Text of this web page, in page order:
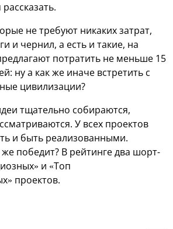
не требуют никаких затрат,
и чернил, а есть и такие, на
потратить не меньше 15
ну а как же иначе встретить с
цивилизации?
тщательно собираются,
У всех проектов
и быть реализованными.
победит? В рейтинге два шорт-
и «Топ
проектов.